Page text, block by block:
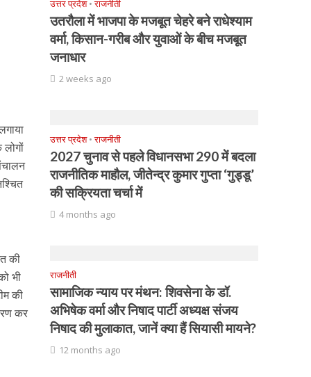
की
भी
की
कर
उत्तर प्रदेश • राजनीती
उतरौला में भाजपा के मजबूत चेहरे बने राधेश्याम
वर्मा, किसान-गरीब और युवाओं के बीच मजबूत
जनाधार
2 weeks ago
उत्तर प्रदेश • राजनीती
2027 चुनाव से पहले विधानसभा 290 में बदला
राजनीतिक माहौल, जीतेन्द्र कुमार गुप्ता ‘गुड्डू’
की सक्रियता चर्चा में
4 months ago
राजनीती
सामाजिक न्याय पर मंथन: शिवसेना के डॉ.
अभिषेक वर्मा और निषाद पार्टी अध्यक्ष संजय
निषाद की मुलाकात, जानें क्या हैं सियासी मायने?
12 months ago